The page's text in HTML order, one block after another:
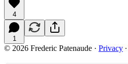
4
1
© 2026 Frederic Patenaude · Privacy ∙